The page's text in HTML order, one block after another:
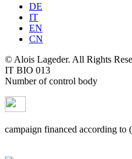
DE
IT
EN
CN
© Alois Lageder. All Rights
IT BIO 013
Number of control body
campaign financed according